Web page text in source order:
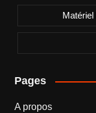
Pages
A propos